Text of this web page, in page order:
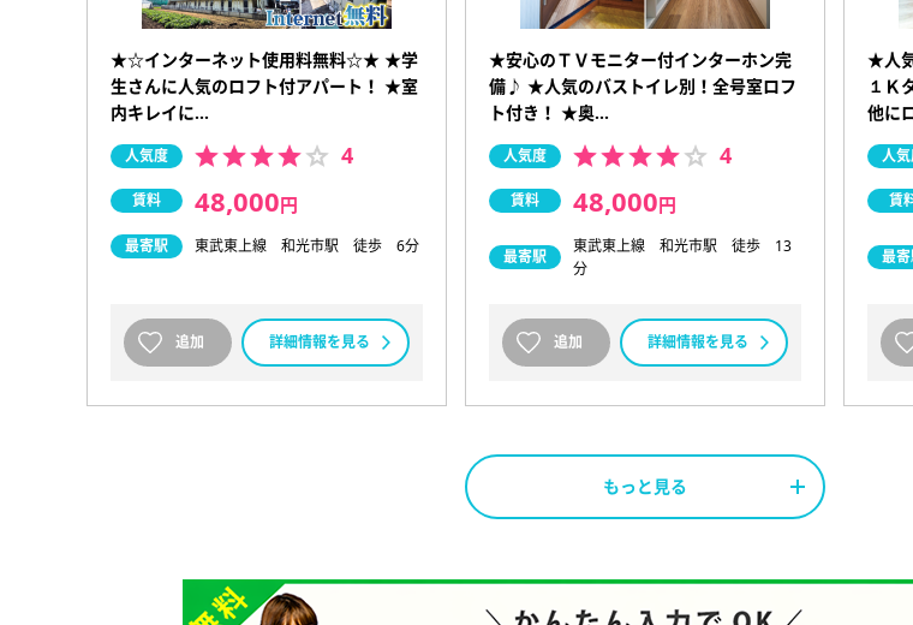
★☆インターネット使用料無料☆★ ★学
生さんに人気のロフト付アパート！ ★室
内キレイに…
人気度 4
賃料 48,000円
最寄駅 東武東上線 和光市駅 徒歩 6分
追加 詳細情報を見る
★安心のＴＶモニター付インターホン完
備♪ ★人気のバストイレ別！全号室ロフ
ト付き！ ★奥…
人気度 4
賃料 48,000円
最寄駅
東武東上線 和光市駅 徒歩 13
分
追加 詳細情報を見る
★人
１Ｋ
他に
人
賃
最
もっと見る